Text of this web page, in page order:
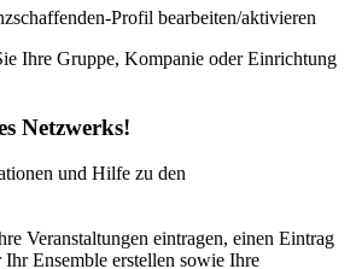
Profil bearbeiten/aktivieren
Ihre Gruppe, Kompanie oder Einrichtung
Netzwerks!
und Hilfe zu den
Veranstaltungen eintragen, einen Eintrag
Ensemble erstellen sowie Ihre